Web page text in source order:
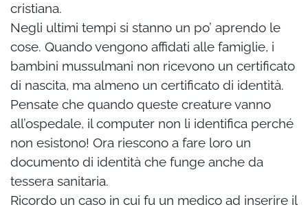
cristiana.
Negli ultimi tempi si stanno un po’ aprendo le
cose. Quando vengono affidati alle famiglie, i
bambini mussulmani non ricevono un certificato
di nascita, ma almeno un certificato di identità.
Pensate che quando queste creature vanno
all’ospedale, il computer non li identifica perché
non esistono! Ora riescono a fare loro un
documento di identità che funge anche da
tessera sanitaria.
Ricordo un caso in cui fu un medico ad inserire il